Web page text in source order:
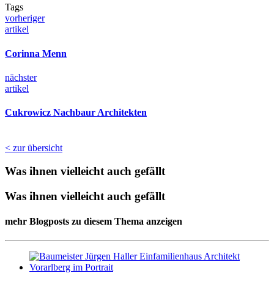
Tags
vorheriger
artikel
Co­rin­na Menn
nächster
artikel
Cu­kr­o­wicz Nach­baur Ar­chi­tek­ten
< zur übersicht
Was ihnen vielleicht auch gefällt
Was ihnen vielleicht auch gefällt
mehr Blogposts zu diesem Thema anzeigen